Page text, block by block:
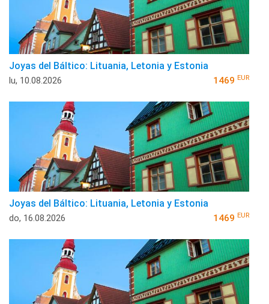
Joyas del Báltico: Lituania, Letonia y Estonia
lu, 10.08.2026 1469 EUR
Joyas del Báltico: Lituania, Letonia y Estonia
do, 16.08.2026 1469 EUR